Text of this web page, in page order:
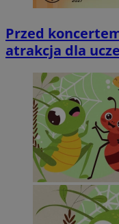
Przed
atrakcja dla